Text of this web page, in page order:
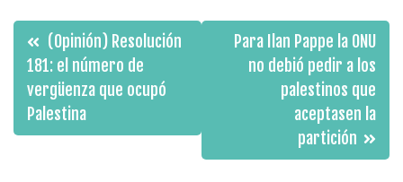
Navegación
de
entradas
(Opinión) Resolución
181: el número de
vergüenza que ocupó
Palestina
Para Ilan Pappe la ONU
no debió pedir a los
palestinos que
aceptasen la
partición